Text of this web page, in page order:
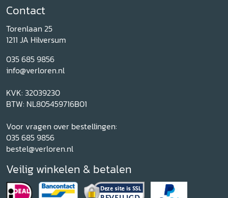
Contact
Torenlaan 25
1211 JA Hilversum
035 685 9856
info@verloren.nl
KVK: 32039230
BTW: NL805459716B01
Voor vragen over bestellingen:
035 685 9856
bestel@verloren.nl
Veilig winkelen & betalen